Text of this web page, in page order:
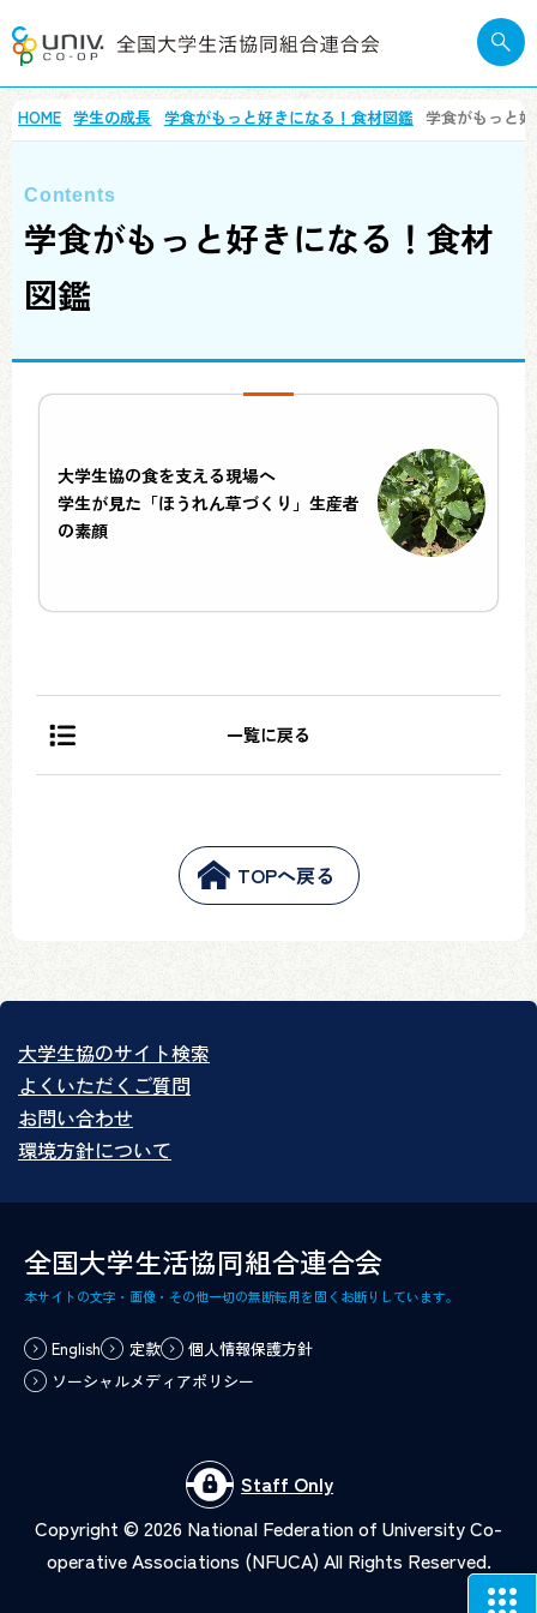
HOME 学生の成長 学食がもっと好きになる！食材図鑑 学食がもっと
学食がもっと好きになる！食材
図鑑
大学生協の食を支える現場へ
学生が見た「ほうれん草づくり」生産者
の素顔
一覧に戻る
TOPへ戻る
大学生協のサイト検索
よくいただくご質問
お問い合わせ
環境方針について
English 定款
個人情報保護方針
ソーシャルメディアポリシー
全国大学生活協同組合連合会
本サイトの文字・画像・その他一切の無断転用を固くお断りしています。
Staff Only
Copyright © 2026 National Federation of University Co-
operative Associations (NFUCA) All Rights Reserved.